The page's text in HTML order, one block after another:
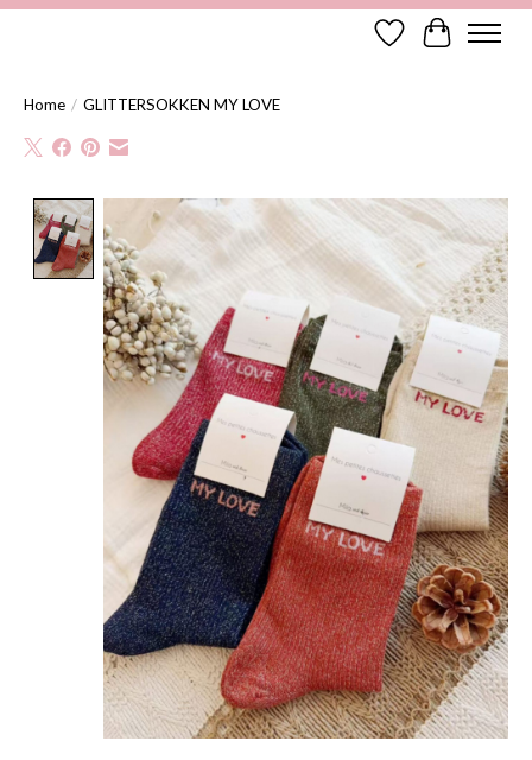
Verlanglijst
Home / GLITTERSOKKEN MY LOVE
Product image slideshow Items